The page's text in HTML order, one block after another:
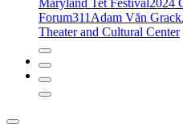
Maryland Tet Festival2024
Forum311 Adam Văn Grack
Theater and Cultural Center